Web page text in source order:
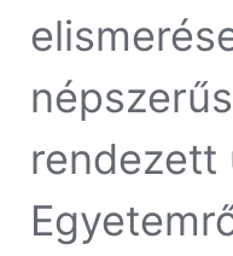
rendezett